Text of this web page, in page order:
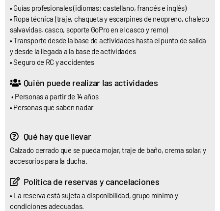
• Guías profesionales (idiomas: castellano, francés e inglés)
• Ropa técnica (traje, chaqueta y escarpines de neopreno, chaleco
salvavidas, casco, soporte GoPro en el casco y remo)
• Transporte desde la base de actividades hasta el punto de salida
y desde la llegada a la base de actividades
• Seguro de RC y accidentes
Quién puede realizar las actividades
• Personas a partir de 14 años
• Personas que saben nadar
Qué hay que llevar
Calzado cerrado que se pueda mojar, traje de baño, crema solar, y
accesorios para la ducha.
Política de reservas y cancelaciones
• La reserva está sujeta a disponibilidad, grupo mínimo y
condiciones adecuadas.